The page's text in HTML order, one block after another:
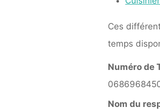
Ces
temps
Numéro de
Nom du